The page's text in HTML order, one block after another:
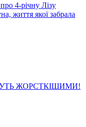
4-річну Лізу
життя якої забрала
ЖОРСТКІШИМИ!